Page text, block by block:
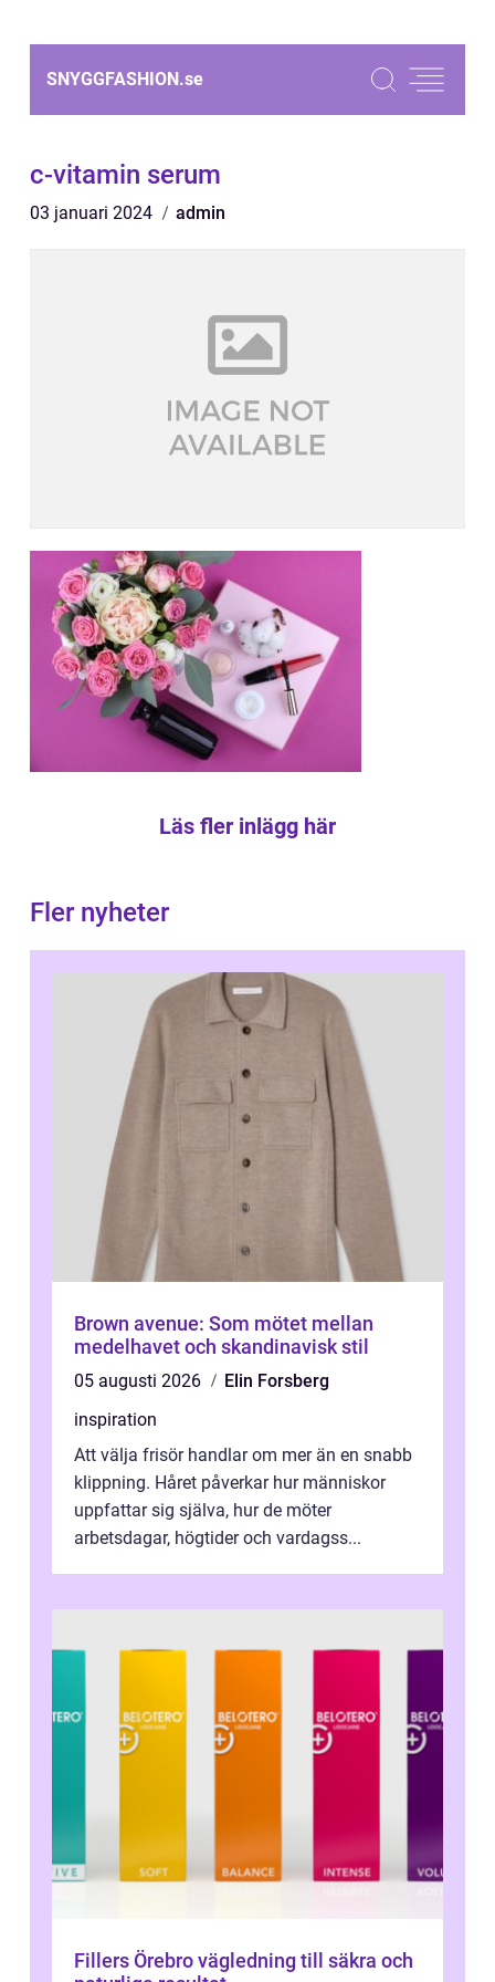
SNYGGFASHION.se
c-vitamin serum
03 januari 2024 admin
Läs fler inlägg här
Fler nyheter
Brown avenue: Som mötet mellan
medelhavet och skandinavisk stil
05 augusti 2026
Elin Forsberg
inspiration
Att välja frisör handlar om mer än en snabb
klippning. Håret påverkar hur människor
uppfattar sig själva, hur de möter
arbetsdagar, högtider och vardagss...
Fillers Örebro vägledning till säkra och